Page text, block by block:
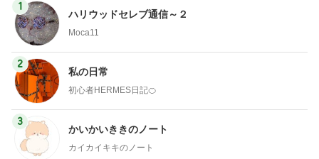
1
ハリウッドセレブ通信～２
Moca11
2
私の日常
初心者HERMES日記🍊
3
かいかいききのノート
カイカイキキのノート